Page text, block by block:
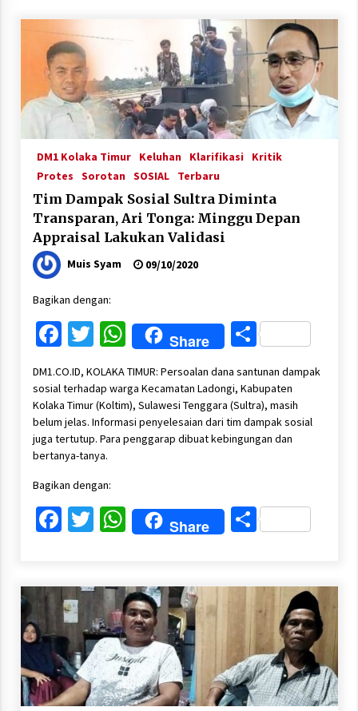
DM1 Kolaka Timur Keluhan Klarifikasi
Kritik
Protes
Sorotan SOSIAL Terbaru
Tim Dampak Sosial Sultra Diminta
Transparan, Ari Tonga: Minggu Depan
Appraisal Lakukan Validasi
Muis Syam 09/10/2020
Bagikan dengan:
Facebook
Twitter
WhatsApp
Share Share
DM1.CO.ID, KOLAKA TIMUR: Persoalan dana santunan dampak
sosial terhadap warga Kecamatan Ladongi, Kabupaten
Kolaka Timur (Koltim), Sulawesi Tenggara (Sultra), masih
belum jelas. Informasi penyelesaian dari tim dampak sosial
juga tertutup. Para penggarap dibuat kebingungan dan
bertanya-tanya.
Bagikan dengan:
Facebook
Twitter
WhatsApp
Share Share